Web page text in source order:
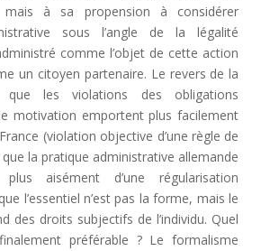
mais à sa propension à considérer
sous l’angle de la légalité
comme l’objet de cette action
un citoyen partenaire. Le revers de la
que les violations des obligations
motivation emportent plus facilement
(violation objective d’une règle de
la pratique administrative allemande
aisément d’une régularisation
l’essentiel n’est pas la forme, mais le
des droits subjectifs de l’individu. Quel
préférable ? Le formalisme